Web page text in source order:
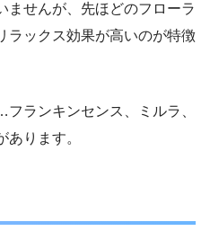
ませんが、先ほどのフローラ
ラックス効果が高いのが特徴
ランキンセンス、ミルラ、
ります。